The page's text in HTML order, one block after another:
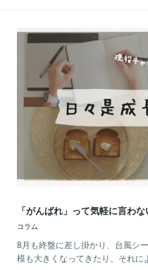
「がんばれ」って気軽に言わな
コラム
8月も終盤に差し掛かり、台風シ
模も大きくなってきたり、それに